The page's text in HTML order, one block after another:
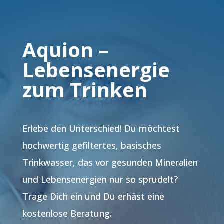
Aquion –
Lebensenergie
zum Trinken
Erlebe den Unterschied! Du möchtest
hochwertig gefiltertes, basisches
Trinkwasser, das vor gesunden Mineralien
und Lebensenergien nur so sprudelt?
Trage Dich ein und Du erhäst eine
kostenlose Beratung.